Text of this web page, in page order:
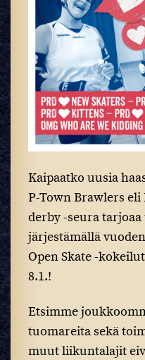
Kaipaatko uusia
P-Town Brawlers
derby -seura
järjestämällä
Open Skate -
8.1.!
Etsimme
tuomareita sekä
muut liikuntalajit